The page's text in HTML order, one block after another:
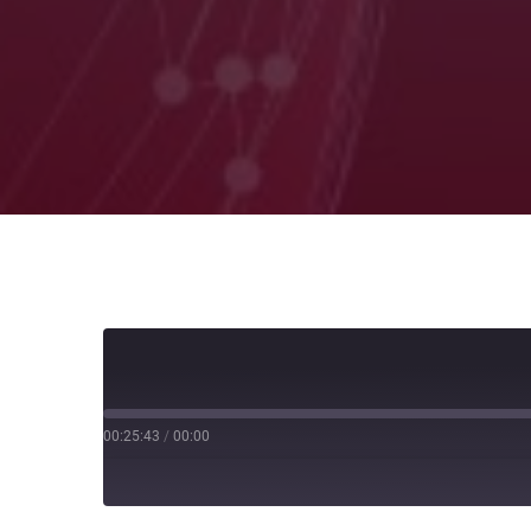
00:00
/
00:25:43